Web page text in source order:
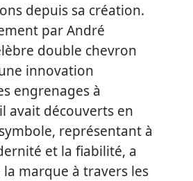
depuis sa création.
par André
double chevron
innovation
engrenages à
avait découverts en
représentant à
et la fiabilité, a
marque à travers les